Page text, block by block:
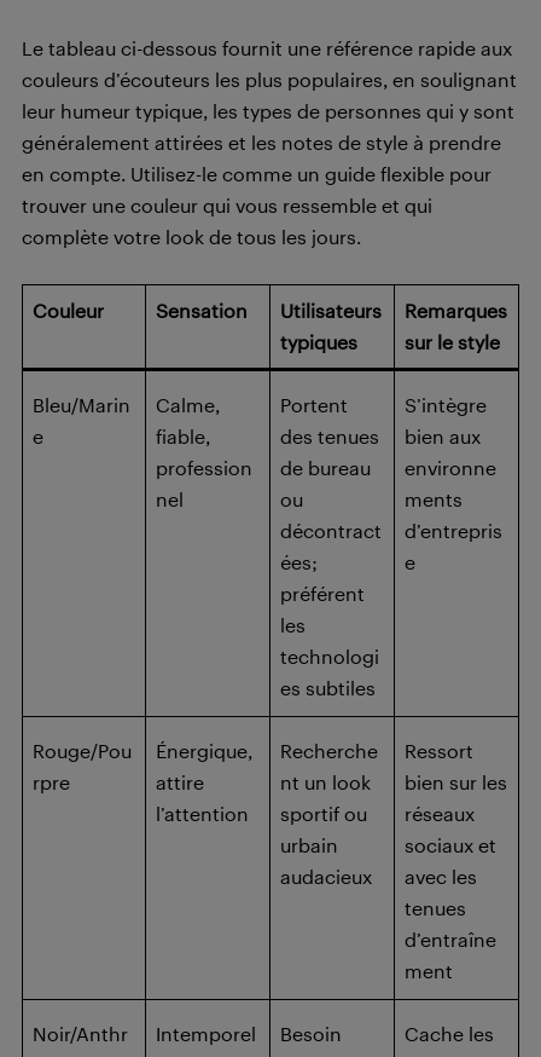
Le tableau ci-dessous fournit une référence rapide aux
couleurs d’écouteurs les plus populaires, en soulignant
leur humeur typique, les types de personnes qui y sont
généralement attirées et les notes de style à prendre
en compte. Utilisez-le comme un guide flexible pour
trouver une couleur qui vous ressemble et qui
complète votre look de tous les jours.
Couleur Sensation
Utilisateurs
typiques
Remarques
sur le style
Bleu/Marin
e
Calme,
fiable,
profession
nel
Portent
des tenues
de bureau
ou
décontract
ées;
préférent
les
technologi
es subtiles
S’intègre
bien aux
environne
ments
d’entrepris
e
Rouge/Pou
rpre
Énergique,
attire
l’attention
Recherche
nt un look
sportif ou
urbain
audacieux
Ressort
bien sur les
réseaux
sociaux et
avec les
tenues
d’entraîne
ment
Noir/Anthr
Intemporel
Besoin
Cache les